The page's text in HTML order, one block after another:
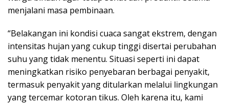
menjalani masa pembinaan.
“Belakangan ini kondisi cuaca sangat ekstrem, dengan
intensitas hujan yang cukup tinggi disertai perubahan
suhu yang tidak menentu. Situasi seperti ini dapat
meningkatkan risiko penyebaran berbagai penyakit,
termasuk penyakit yang ditularkan melalui lingkungan
yang tercemar kotoran tikus. Oleh karena itu, kami